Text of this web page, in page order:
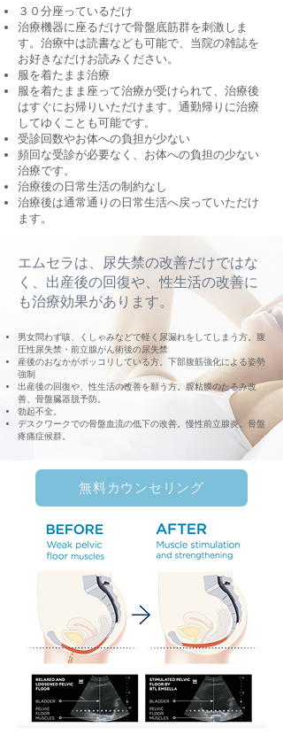
３０分座っているだけ
治療機器に座るだけで骨盤底筋群を刺激しま
す。治療中は読書なども可能で、当院の雑誌を
お好きなだけお読みください。
服を着たまま治療
服を着たまま座って治療が受けられて、治療後
はすぐにお帰りいただけます。通勤帰りに治療
してゆくことも可能です。
受診回数やお体への負担が少ない
頻回な受診が必要なく、お体への負担の少ない
治療です。
治療後の日常生活の制約なし
治療後は通常通りの日常生活へ戻っていただけ
ます。
エムセラは、尿失禁の改善だけではな
く、出産後の回復や、性生活の改善に
も治療効果があります。
男女問わず咳、くしゃみなどで軽く尿漏れをしてしまう方。腹
圧性尿失禁・前立腺がん術後の尿失禁
産後のおなかがポッコリしている方。下部腹筋強化による姿勢
強制
出産後の回復や、性生活の改善を願う方。膣粘膜のたるみ改
善、骨盤臓器脱予防。
勃起不全。
デスクワークでの骨盤血流の低下の改善。慢性前立腺炎。骨盤
疼痛症候群。
無料カウンセリング